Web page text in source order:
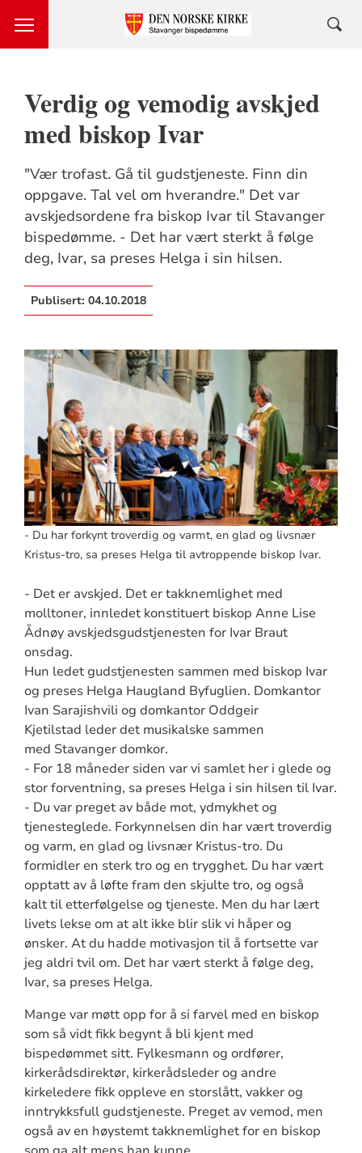
Verdig og vemodig avskjed
med biskop Ivar
"Vær trofast. Gå til gudstjeneste. Finn din
oppgave. Tal vel om hverandre." Det var
avskjedsordene fra biskop Ivar til Stavanger
bispedømme. - Det har vært sterkt å følge
deg, Ivar, sa preses Helga i sin hilsen.
Publisert: 04.10.2018
- Du har forkynt troverdig og varmt, en glad og livsnær
Kristus-tro, sa preses Helga til avtroppende biskop Ivar.
- Det er avskjed. Det er takknemlighet med
molltoner, innledet konstituert biskop Anne Lise
Ådnøy avskjedsgudstjenesten for Ivar Braut
onsdag.
Hun ledet gudstjenesten sammen med biskop Ivar
og preses Helga Haugland Byfuglien. Domkantor
Ivan Sarajishvili og domkantor Oddgeir
Kjetilstad leder det musikalske sammen
med Stavanger domkor.
- For 18 måneder siden var vi samlet her i glede og
stor forventning, sa preses Helga i sin hilsen til Ivar.
- Du var preget av både mot, ydmykhet og
tjenesteglede. Forkynnelsen din har vært troverdig
og varm, en glad og livsnær Kristus-tro. Du
formidler en sterk tro og en trygghet. Du har vært
opptatt av å løfte fram den skjulte tro, og også
kalt til etterfølgelse og tjeneste. Men du har lært
livets lekse om at alt ikke blir slik vi håper og
ønsker. At du hadde motivasjon til å fortsette var
jeg aldri tvil om. Det har vært sterkt å følge deg,
Ivar, sa preses Helga.
Mange var møtt opp for å si farvel med en biskop
som så vidt fikk begynt å bli kjent med
bispedømmet sitt. Fylkesmann og ordfører,
kirkerådsdirektør, kirkerådsleder og andre
kirkeledere fikk oppleve en storslått, vakker og
inntrykksfull gudstjeneste. Preget av vemod, men
også av en høystemt takknemlighet for en biskop